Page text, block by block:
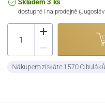
Skladem 3 ks
dostupné i na prodejně
Nákupem získáte 1570 Cibuláků